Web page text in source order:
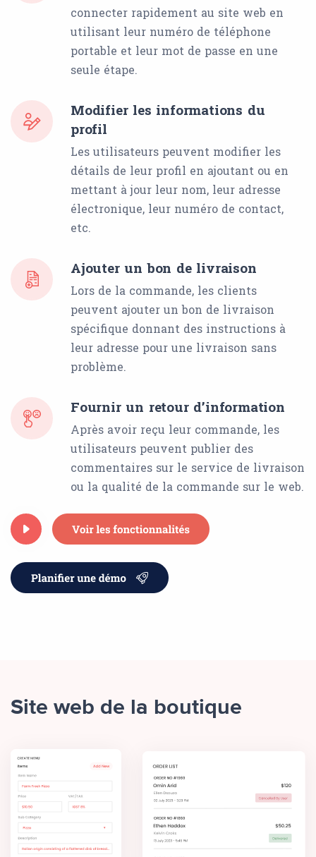
connecter rapidement au site web en
utilisant leur numéro de téléphone
portable et leur mot de passe en une
seule étape.
Modifier les informations du
profil
Les utilisateurs peuvent modifier les
détails de leur profil en ajoutant ou en
mettant à jour leur nom, leur adresse
électronique, leur numéro de contact,
etc.
Ajouter un bon de livraison
Lors de la commande, les clients
peuvent ajouter un bon de livraison
spécifique donnant des instructions à
leur adresse pour une livraison sans
problème.
Fournir un retour d’information
Après avoir reçu leur commande, les
utilisateurs peuvent publier des
commentaires sur le service de livraison
ou la qualité de la commande sur le web.
Site web de la boutique